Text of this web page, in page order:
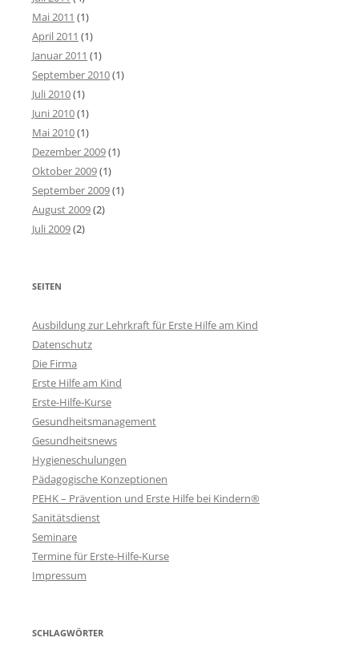
Mai 2011 (1)
April 2011 (1)
Januar 2011 (1)
September 2010(1)
Juli 2010(1)
Juni 2010(1)
Mai 2010(1)
Dezember 2009(1)
Oktober 2009(1)
September 2009(1)
August 2009(2)
Juli 2009(2)
SEITEN
Ausbildung zur Lehrkraft für Erste Hilfe am Kind
Datenschutz
Die Firma
Erste Hilfe am Kind
Erste-Hilfe-Kurse
Gesundheitsmanagement
Gesundheitsnews
Hygieneschulungen
Pädagogische Konzeptionen
PEHK – Prävention und Erste Hilfe bei Kindern®
Sanitätsdienst
Seminare
Termine für Erste-Hilfe-Kurse
Impressum
SCHLAGWÖRTER